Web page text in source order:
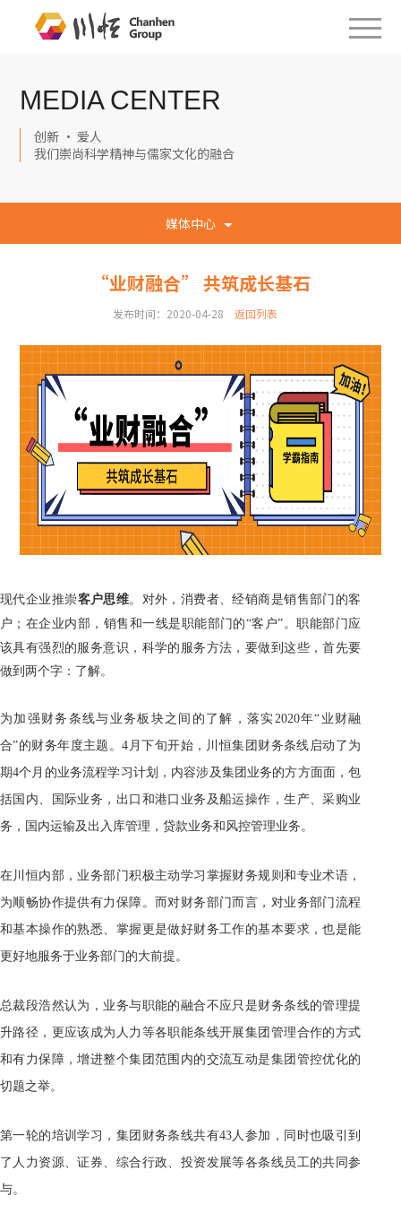
MEDIA CENTER
创新 · 爱人
我们崇尚科学精神与儒家文化的融合
媒体中心
“业财融合” 共筑成长基石
发布时间：2020-04-28 返回列表
现代企业推崇客户思维。对外，消费者、经销商是销售部门的客
户；在企业内部，销售和一线是职能部门的“客户”。职能部门应
该具有强烈的服务意识，科学的服务方法，要做到这些，首先要
做到两个字：了解。
为加强财务条线与业务板块之间的了解，落实2020年“业财融
合”的财务年度主题。4 月下旬开始，川恒集团财务条线启动了为
期4个月的业务流程学习计划，内容涉及集团业务的方方面面，包
括国内、国际业务，出口和港口业务及船运操作，生产、采购业
务，国内运输及出入库管理，贷款业务和风控管理业务。
在川恒内部，业务部门积极主动学习掌握财务规则和专业术语，
为顺畅协作提供有力保障。而对财务部门而言，对业务部门流程
和基本操作的熟悉、掌握更是做好财务工作的基本要求，也是能
更好地服务于业务部门的大前提。
总裁段浩然认为，业务与职能的融合不应只是财务条线的管理提
升路径，更应该成为人力等各职能条线开展集团管理合作的方式
和有力保障，增进整个集团范围内的交流互动是集团管控优化的
切题之举。
第一轮的培训学习，集团财务条线共有43人参加，同时也吸引到
了人力资源、证券、综合行政、投资发展等各条线员工的共同参
与。